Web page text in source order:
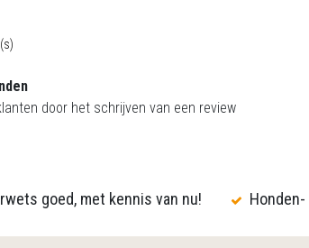
door het schrijven van een review
goed, met kennis van nu!